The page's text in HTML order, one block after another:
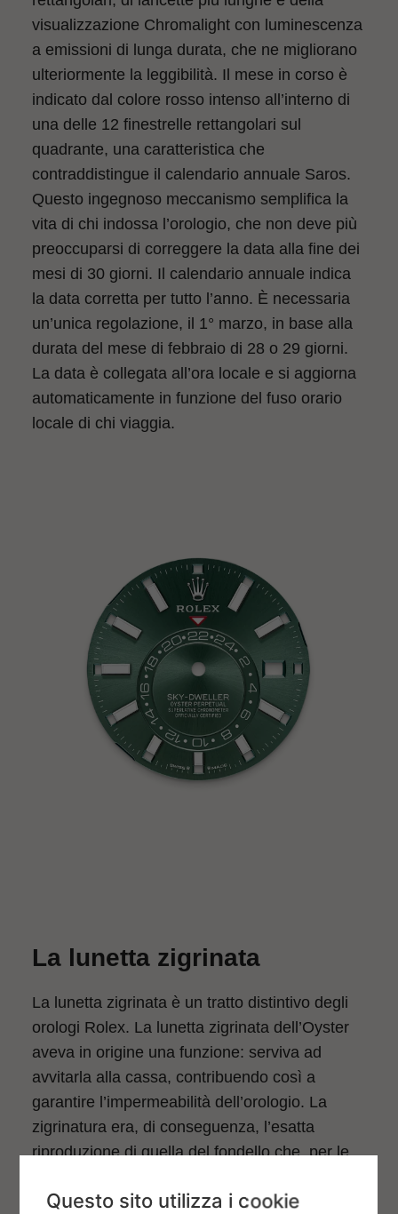
visualizzazione Chromalight con luminescenza
a emissioni di lunga durata, che ne migliorano
ulteriormente la leggibilità. Il mese in corso è
indicato dal colore rosso intenso all’interno di
una delle 12 finestrelle rettangolari sul
quadrante, una caratteristica che
contraddistingue il calendario annuale Saros.
Questo ingegnoso meccanismo semplifica la
vita di chi indossa l’orologio, che non deve più
preoccuparsi di correggere la data alla fine dei
mesi di 30 giorni. Il calendario annuale indica
la data corretta per tutto l’anno. È necessaria
un’unica regolazione, il 1° marzo, in base alla
durata del mese di febbraio di 28 o 29 giorni.
La data è collegata all’ora locale e si aggiorna
automaticamente in funzione del fuso orario
locale di chi viaggia.
La lunetta zigrinata
La lunetta zigrinata è un tratto distintivo degli
orologi Rolex. La lunetta zigrinata dell’Oyster
aveva in origine una funzione: serviva ad
avvitarla alla cassa, contribuendo così a
garantire l’impermeabilità dell’orologio. La
zigrinatura era, di conseguenza, l’esatta
riproduzione di quella del fondello che, per le
degli appositi strumenti Rolex. Col tempo la
Questo sito utilizza i cookie